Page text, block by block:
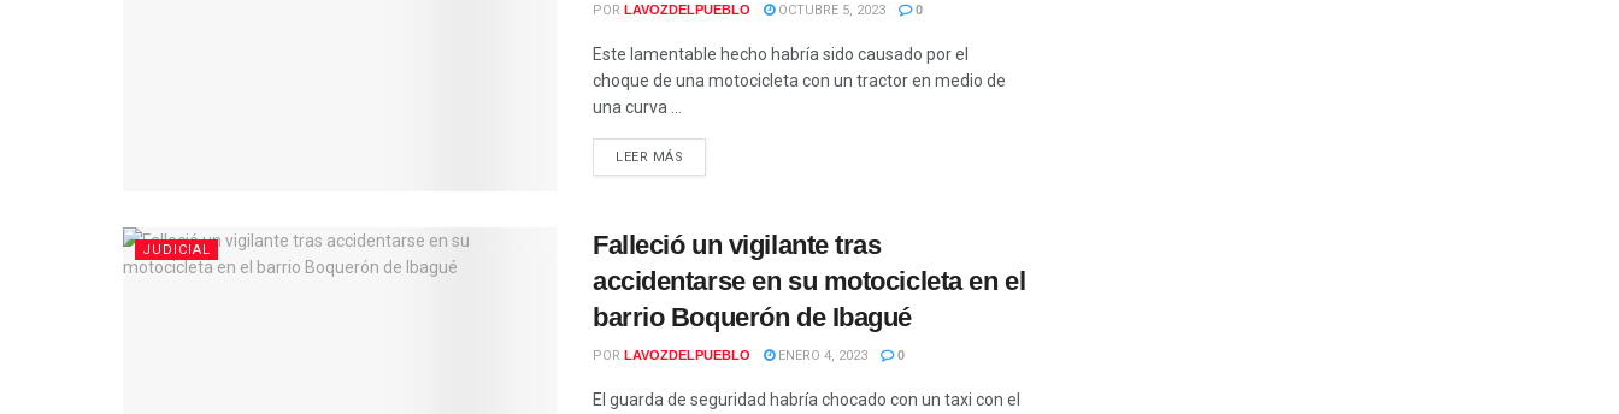
POR LAVOZDELPUEBLO OCTUBRE 5, 2023 0
Este lamentable hecho habría sido causado por el
choque de una motocicleta con un tractor en medio de
una curva ...
LEER MÁS
JUDICIAL
Falleció un vigilante tras
accidentarse en su motocicleta en el
barrio Boquerón de Ibagué
POR LAVOZDELPUEBLO ENERO 4, 2023 0
El guarda de seguridad habría chocado con un taxi con el